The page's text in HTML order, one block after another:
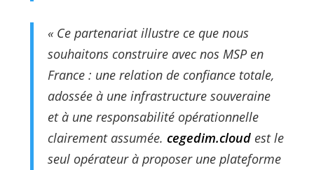
« Ce partenariat illustre ce que nous
souhaitons construire avec nos MSP en
France : une relation de confiance totale,
adossée à une infrastructure souveraine
et à une responsabilité opérationnelle
clairement assumée. cegedim.cloudest le
seul opérateur à proposer une plateforme